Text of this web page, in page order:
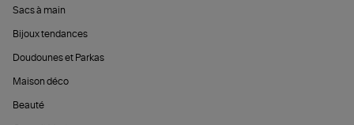
Sacs à main
Bijoux tendances
Doudounes et Parkas
Maison déco
Beauté